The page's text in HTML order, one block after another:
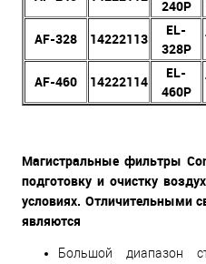
240P
AF-328
14222113
EL-
328P
AF-460
14222114
EL-
460P
Магистральные фильтры
подготовку и очистку
условиях. Отличительными
являются
Большой диапазон